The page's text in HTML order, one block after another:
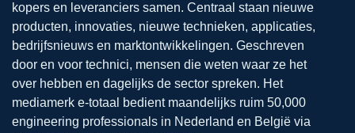
kopers en leveranciers samen. Centraal staan nieuwe
producten, innovaties, nieuwe technieken, applicaties,
bedrijfsnieuws en marktontwikkelingen. Geschreven
door en voor technici, mensen die weten waar ze het
over hebben en dagelijks de sector spreken. Het
mediamerk e-totaal bedient maandelijks ruim 50,000
engineering professionals in Nederland en België via